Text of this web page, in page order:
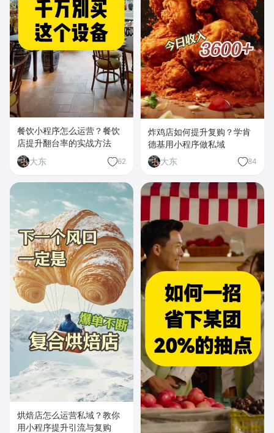
餐饮小程序怎么运营？餐饮
店提升翻台率的实战方法
大东
62
炸鸡店如何提升复购？学肯
德基用小程序做私域
大东
84
烘焙店怎么运营私域？教你
用小程序提升引流与复购